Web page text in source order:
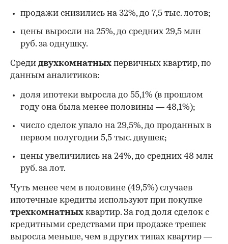
продажи снизились на 32%, до 7,5 тыс. лотов;
цены выросли на 25%, до средних 29,5 млн
руб. за однушку.
Среди двухкомнатных первичных квартир, по
данным аналитиков:
доля ипотеки выросла до 55,1% (в прошлом
году она была менее половины — 48,1%);
число сделок упало на 29,5%, до проданных в
первом полугодии 5,5 тыс. двушек;
цены увеличились на 24%, до средних 48 млн
руб. за лот.
Чуть менее чем в половине (49,5%) случаев
ипотечные кредиты используют при покупке
трехкомнатных квартир. За год доля сделок с
кредитными средствами при продаже трешек
выросла меньше, чем в других типах квартир —